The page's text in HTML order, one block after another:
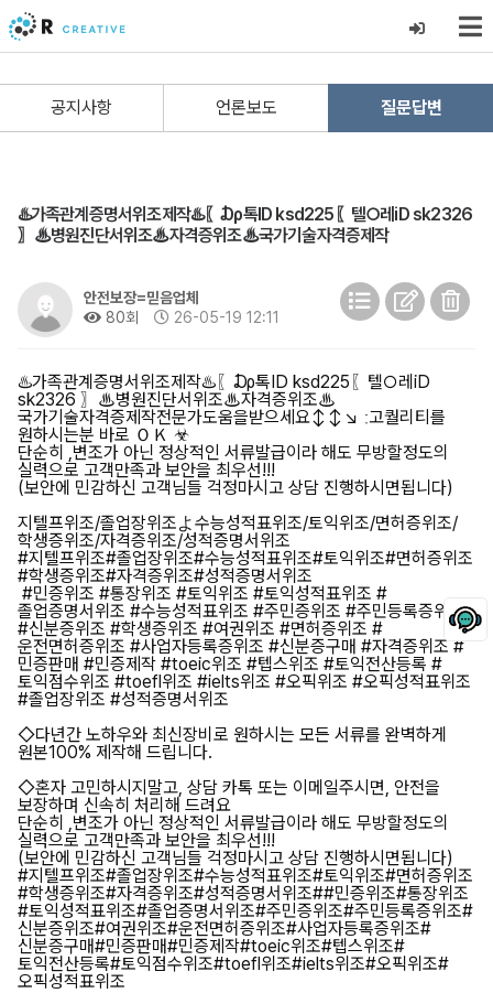
공지사항 언론보도 질문답변
♨️가족관계증명서위조제작♨️〖₯톡ID ksd225〖텔○레iD sk2326
〗♨병원진단서위조♨자격증위조♨국가기술자격증제작
안전보장=믿음업체
80회
26-05-19 12:11
♨️가족관계증명서위조제작♨️〖₯톡ID ksd225〖텔○레iD
sk2326 〗♨병원진단서위조♨자격증위조♨
국가기술자격증제작전문가도움을받으세요↕↕↘ ː고퀄리티를
원하시는분 바로 ＯＫ ☣
단순히 ,변조가 아닌 정상적인 서류발급이라 해도 무방할정도의
실력으로 고객만족과 보안을 최우선!!!
(보안에 민감하신 고객님들 걱정마시고 상담 진행하시면됩니다)
지텔프위조/졸업장위조よ수능성적표위조/토익위조/면허증위조/
학생증위조/자격증위조/성적증명서위조
#지텔프위조#졸업장위조#수능성적표위조#토익위조#면허증위조
#학생증위조#자격증위조#성적증명서위조
#민증위조 #통장위조 #토익위조 #토익성적표위조 #
졸업증명서위조 #수능성적표위조 #주민증위조 #주민등록증위조
#신분증위조 #학생증위조 #여권위조 #면허증위조 #
운전면허증위조 #사업자등록증위조 #신분증구매 #자격증위조 #
민증판매 #민증제작 #toeic위조 #텝스위조 #토익전산등록 #
토익점수위조 #toefl위조 #ielts위조 #오픽위조 #오픽성적표위조
#졸업장위조 #성적증명서위조
◇다년간 노하우와 최신장비로 원하시는 모든 서류를 완벽하게
원본100% 제작해 드립니다.
◇혼자 고민하시지말고, 상담 카톡 또는 이메일주시면, 안전을
보장하며 신속히 처리해 드려요
단순히 ,변조가 아닌 정상적인 서류발급이라 해도 무방할정도의
실력으로 고객만족과 보안을 최우선!!!
(보안에 민감하신 고객님들 걱정마시고 상담 진행하시면됩니다)
#지텔프위조#졸업장위조#수능성적표위조#토익위조#면허증위조
#학생증위조#자격증위조#성적증명서위조##민증위조#통장위조
#토익성적표위조#졸업증명서위조#주민증위조#주민등록증위조#
신분증위조#여권위조#운전면허증위조#사업자등록증위조#
신분증구매#민증판매#민증제작#toeic위조#텝스위조#
토익전산등록#토익점수위조#toefl위조#ielts위조#오픽위조#
오픽성적표위조